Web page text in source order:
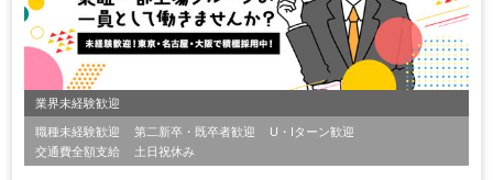
業界未経験歓迎
職種未経験歓迎 第二新卒・既卒者歓迎
U・Iターン歓迎
交通費全額支給
土日祝休み